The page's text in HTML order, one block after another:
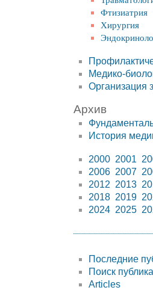
Фтизиатрия
Хирургия
Медико-
Организация
Архив
История
2000 2001
2006 2007
2012 2013
2018 2019
2024 2025
Последние
Поиск
Articles